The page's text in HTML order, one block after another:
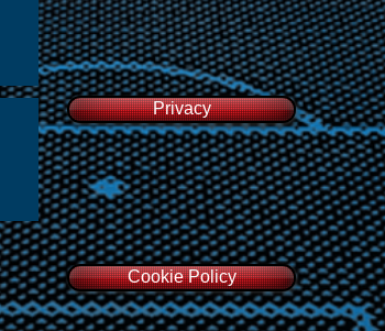
Privacy
Cookie Policy